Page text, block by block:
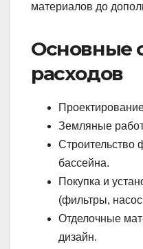
материалов до
Основные
расходов
Земляные
Строительство
бассейна.
Покупка и
(фильтры,
Отделочные
дизайн.